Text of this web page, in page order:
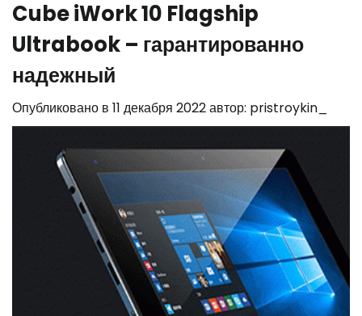
Cube iWork 10 Flagship
Ultrabook – гарантированно
надежный
Опубликовано в 11 декабря 2022автор: pristroykin_